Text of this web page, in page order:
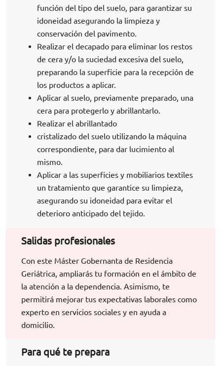
función del tipo del suelo, para garantizar su
idoneidad asegurando la limpieza y
conservación del pavimento.
Realizar el decapado para eliminar los restos
de cera y/o la suciedad excesiva del suelo,
preparando la superficie para la recepción de
los productos a aplicar.
Aplicar al suelo, previamente preparado, una
cera para protegerlo y abrillantarlo.
Realizar el abrillantado
cristalizado del suelo utilizando la máquina
correspondiente, para dar lucimiento al
mismo.
Aplicar a las superficies y mobiliarios textiles
un tratamiento que garantice su limpieza,
asegurando su idoneidad para evitar el
deterioro anticipado del tejido.
Salidas profesionales
Con este Máster Gobernanta de Residencia
Geriátrica, ampliarás tu formación en el ámbito de
la atención a la dependencia. Asimismo, te
permitirá mejorar tus expectativas laborales como
experto en servicios sociales y en ayuda a
domicilio.
Para qué te prepara